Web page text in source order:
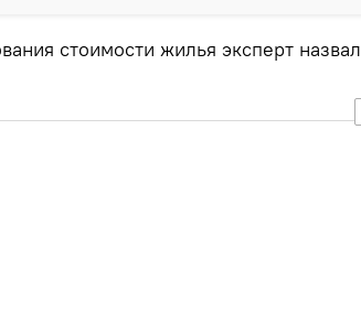
стоимости жилья эксперт назвал